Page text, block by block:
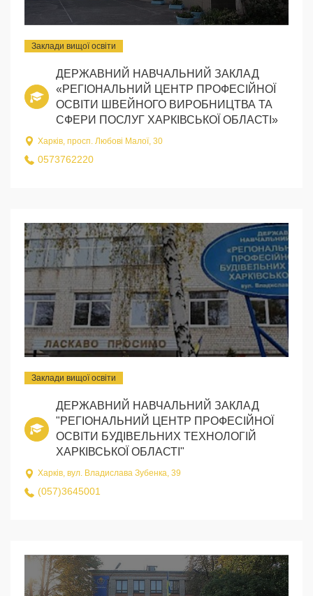
Заклади вищої освіти
ДЕРЖАВНИЙ НАВЧАЛЬНИЙ ЗАКЛАД
«РЕГІОНАЛЬНИЙ ЦЕНТР ПРОФЕСІЙНОЇ
ОСВІТИ ШВЕЙНОГО ВИРОБНИЦТВА ТА
СФЕРИ ПОСЛУГ ХАРКІВСЬКОЇ ОБЛАСТІ»
Харків, просп. Любові Малої, 30
0573762220
Заклади вищої освіти
ДЕРЖАВНИЙ НАВЧАЛЬНИЙ ЗАКЛАД
"РЕГІОНАЛЬНИЙ ЦЕНТР ПРОФЕСІЙНОЇ
ОСВІТИ БУДІВЕЛЬНИХ ТЕХНОЛОГІЙ
ХАРКІВСЬКОЇ ОБЛАСТІ"
Харків, вул. Владислава Зубенка, 39
(057)3645001